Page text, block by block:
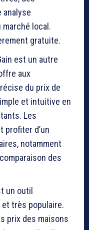
analyse
local.
gratuite.
est un autre
aux
du prix de
et intuitive en
Les
profiter d’un
notamment
des
un outil
et très populaire.
prix des maisons